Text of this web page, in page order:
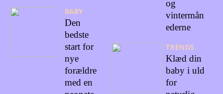
BABY
Den
bedste
start for
nye
forældre
med en
og
vintermån
ederne
TRENDS
Klæd din
baby i uld
for